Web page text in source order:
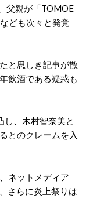
父親が「TOMOE
ども次々と発覚
と思しき記事が散
飲酒である疑惑も
し、木村智奈美と
とのクレームを入
ネットメディア
さらに炎上祭りは